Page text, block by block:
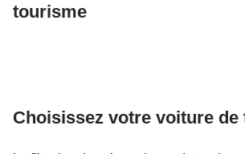
tourisme
Choisissez votre voiture de